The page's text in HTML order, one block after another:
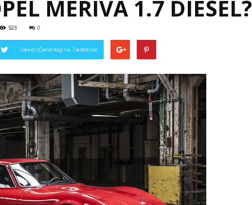
MERIVA 1.7 DIESEL?
523 0
Tweet (Ćwierkaj) na Twitterze